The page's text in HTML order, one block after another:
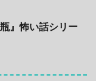
』怖い話シリー